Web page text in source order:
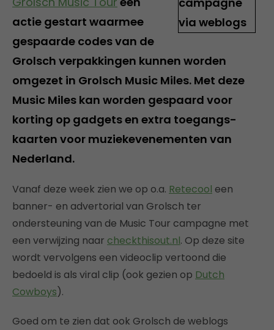
actie gestart waarmee
gespaarde codes van de
Grolsch verpakkingen kunnen worden
omgezet in Grolsch Music Miles. Met deze
Music Miles kan worden gespaard voor
korting op gadgets en extra toegangs-
kaarten voor muziekevenementen van
Nederland.
Vanaf deze week zien we op o.a. Retecool een
banner- en advertorial van Grolsch ter
ondersteuning van de Music Tour campagne met
een verwijzing naar checkthisout.nl. Op deze site
wordt vervolgens een videoclip vertoond die
bedoeld is als viral clip (ook gezien op Dutch
Cowboys).
Goed om te zien dat ook Grolsch de weblogs